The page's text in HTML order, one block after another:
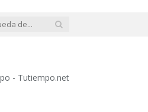
- Tutiempo.net